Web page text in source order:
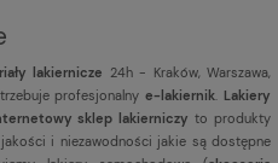
lakiernicze 24h - Kraków, Warszawa,
profesjonalnye-lakiernik. Lakiery
sklep lakierniczy to produkty
i niezawodności jakie są dostępne